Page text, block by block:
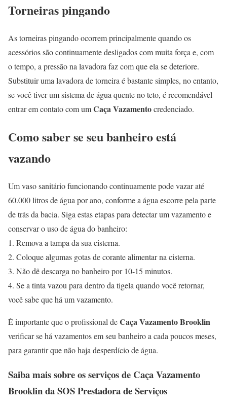
Torneiras pingando
As torneiras pingando ocorrem principalmente quando os
acessórios são continuamente desligados com muita força e, com
o tempo, a pressão na lavadora faz com que ela se deteriore.
Substituir uma lavadora de torneira é bastante simples, no entanto,
se você tiver um sistema de água quente no teto, é recomendável
entrar em contato com umCaça Vazamentocredenciado.
Como saber se seu banheiro está
vazando
Um vaso sanitário funcionando continuamente pode vazar até
60.000 litros de água por ano, conforme a água escorre pela parte
de trás da bacia. Siga estas etapas para detectar um vazamento e
conservar o uso de água do banheiro:
1. Remova a tampa da sua cisterna.
2. Coloque algumas gotas de corante alimentar na cisterna.
3. Não dê descarga no banheiro por 10-15 minutos.
4. Se a tinta vazou para dentro da tigela quando você retornar,
você sabe que há um vazamento.
É importante que o profissional deCaça Vazamento Brooklin
verificar se há vazamentos em seu banheiro a cada poucos meses,
para garantir que não haja desperdício de água.
Saiba mais sobre os serviços de Caça Vazamento
Brooklinda SOS Prestadora de Serviços